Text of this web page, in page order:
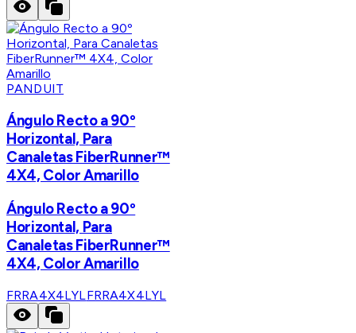
PANDUIT
Ángulo Recto a 90º
Horizontal, Para
Canaletas FiberRunner™
4X4, Color Amarillo
Ángulo Recto a 90º
Horizontal, Para
Canaletas FiberRunner™
4X4, Color Amarillo
FRRA4X4LYLFRRA4X4LYL